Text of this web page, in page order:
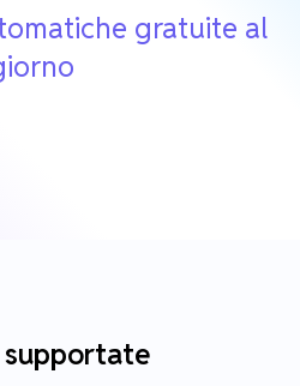
gratuite al
supportate